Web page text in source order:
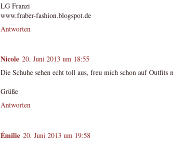
LG Franzi
www.fraber-fashion.blogspot.de
Antworten
Nicole 20. Juni 2013 um 18:55
Die Schuhe sehen echt toll aus, freu mich schon auf Outfits
Grüße
Antworten
Émilie 20. Juni 2013 um 19:58